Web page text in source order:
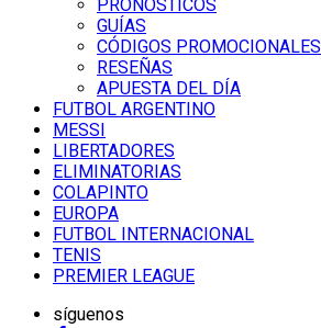
PRONÓSTICOS
GUÍAS
CÓDIGOS PROMOCIONALES
RESEÑAS
APUESTA DEL DÍA
FUTBOL ARGENTINO
MESSI
LIBERTADORES
ELIMINATORIAS
COLAPINTO
EUROPA
FUTBOL INTERNACIONAL
TENIS
PREMIER LEAGUE
síguenos